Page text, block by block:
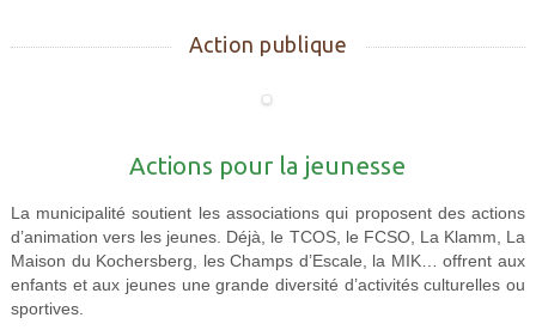
Action publique
Actions pour la jeunesse
La municipalité soutient les associations qui proposent des actions
d’animation vers les jeunes. Déjà, le TCOS, le FCSO, La Klamm, La
Maison du Kochersberg, les Champs d’Escale, la MIK… offrent aux
enfants et aux jeunes une grande diversité d’activités culturelles ou
sportives.